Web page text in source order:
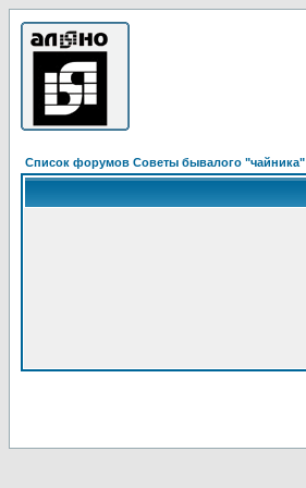
Список форумов Советы бывалого "чайника"